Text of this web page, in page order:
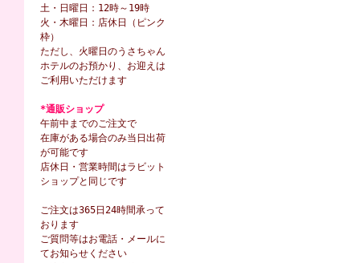
土・日曜日：12時～19時
火・木曜日：店休日（ピンク
枠）
ただし、火曜日のうさちゃん
ホテルのお預かり、お迎えは
ご利用いただけます
*通販ショップ
午前中までのご注文で
在庫がある場合のみ当日出荷
が可能です
店休日・営業時間はラビット
ショップと同じです
ご注文は365日24時間承って
おります
ご質問等はお電話・メールに
てお知らせください